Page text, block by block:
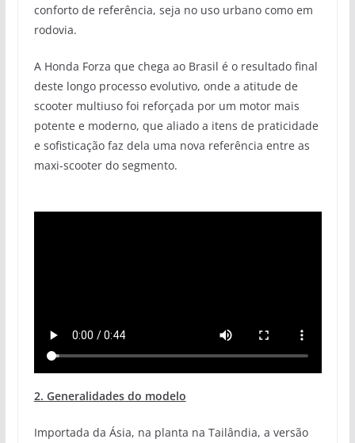
conforto de referência, seja no uso urbano como em
rodovia.
A Honda Forza que chega ao Brasil é o resultado final
deste longo processo evolutivo, onde a atitude de
scooter multiuso foi reforçada por um motor mais
potente e moderno, que aliado a itens de praticidade
e sofisticação faz dela uma nova referência entre as
maxi-scooter do segmento.
2. Generalidades do modelo
Importada da Ásia, na planta na Tailândia, a versão